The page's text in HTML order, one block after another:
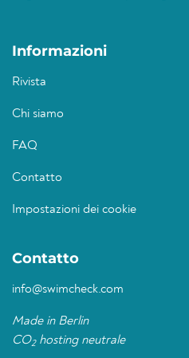
Informazioni
Rivista
Chi siamo
FAQ
Contatto
Impostazioni dei cookie
Contatto
info@swimcheck.com
Made in Berlin
CO2hosting neutrale